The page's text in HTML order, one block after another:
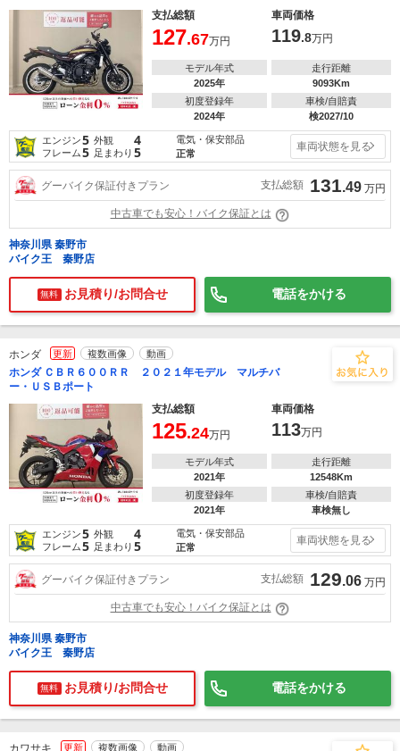
支払総額
車両価格
127.67万円 119.8万円
モデル年式
2025年
走行距離
9093Km
初度登録年
2024年
車検/自賠責
検2027/10
エンジン5 外観 4
フレーム5 足まわり 5
電気・保安部品
正常
車両状態を見る
グーバイク保証付きプラン 支払総額 131.49 万円
中古車でも安心！バイク保証とは
神奈川県 秦野市
バイク王 秦野店
無料 お見積り/お問合せ 電話をかける
ホンダ 更新 複数画像 動画
ホンダ ＣＢＲ６００ＲＲ ２０２１年モデル マルチバ
ー・ＵＳＢポート
支払総額
車両価格
125.24万円 113万円
モデル年式
2021年
走行距離
12548Km
初度登録年
2021年
車検/自賠責
車検無し
エンジン5 外観 4
フレーム5 足まわり 5
電気・保安部品
正常
車両状態を見る
グーバイク保証付きプラン 支払総額 129.06 万円
中古車でも安心！バイク保証とは
神奈川県 秦野市
バイク王 秦野店
無料 お見積り/お問合せ 電話をかける
カワサキ 更新 複数画像 動画